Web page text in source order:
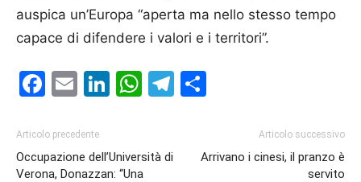
auspica un’Europa “aperta ma nello stesso tempo
capace di difendere i valori e i territori”.
Facebook
EmailLinkedIn
WhatsApp
Telegram
Articolo precedente
Occupazione dell’Università di
Verona, Donazzan: “Una
Articolo successivo
Arrivano i cinesi, il pranzo è
servito